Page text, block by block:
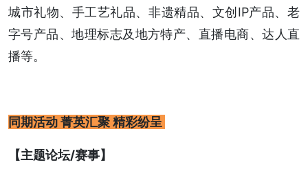
城市礼物、手工艺礼品、非遗精品、文创IP产品、老
字号产品、地理标志及地方特产、直播电商、达人直
播等。
同期活动 菁英汇聚 精彩纷呈
【主题论坛/赛事】